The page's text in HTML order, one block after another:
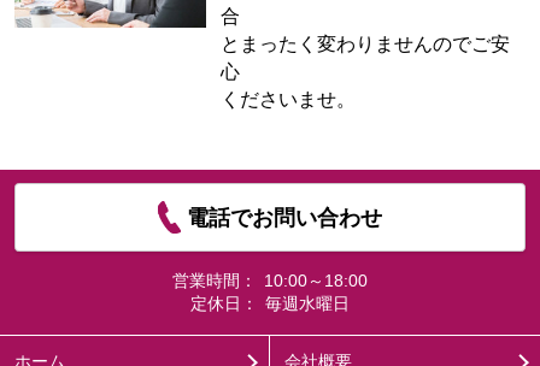
合
とまったく変わりませんのでご安
心
くださいませ。
電話でお問い合わせ
営業時間：
10:00～18:00
定休日：
毎週水曜日
ホーム 会社概要